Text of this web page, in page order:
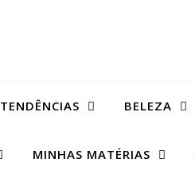
TENDÊNCIAS BELEZA
MINHAS MATÉRIAS